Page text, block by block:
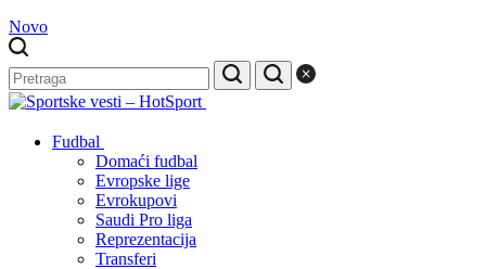
Novo
Fudbal
Domaći fudbal
Evropske lige
Evrokupovi
Saudi Pro liga
Reprezentacija
Transferi